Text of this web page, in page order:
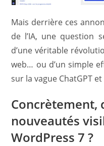
Mais derrière ces
de l’IA, une question
d’une véritable
web… ou d’un simple
sur la vague ChatGPT
Concrètement,
nouveautés
WordPress 7 ?